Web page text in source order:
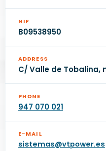
NIF
B09538950
ADDRESS
C/ Valle de Tobalina,
PHONE
947 070 021
E-MAIL
sistemas@vtpower.es